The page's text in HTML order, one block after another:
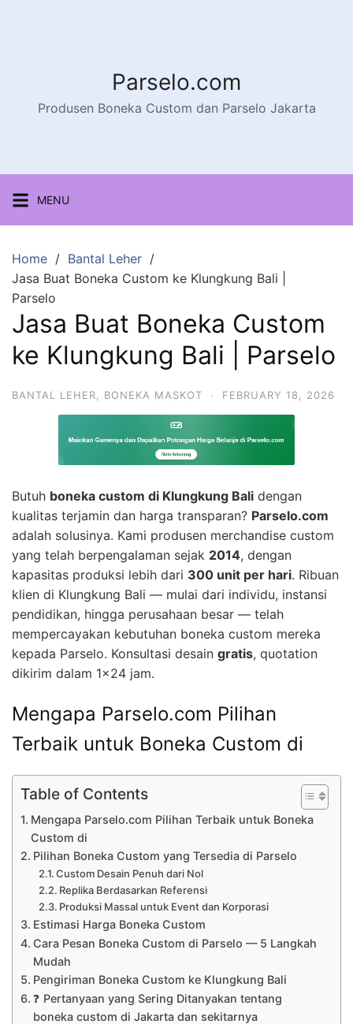
Parselo.com
Produsen Boneka Custom dan Parselo Jakarta
MENU
Home
Bantal Leher
Jasa Buat Boneka Custom ke Klungkung Bali |
Parselo
Jasa Buat Boneka Custom
ke Klungkung Bali | Parselo
BANTAL LEHER BONEKA MASKOT · FEBRUARY 18, 2026
Butuh boneka custom di Klungkung Bali dengan
kualitas terjamin dan harga transparan? Parselo.com
adalah solusinya. Kami produsen merchandise custom
yang telah berpengalaman sejak 2014, dengan
kapasitas produksi lebih dari 300 unit per hari. Ribuan
klien di Klungkung Bali — mulai dari individu, instansi
pendidikan, hingga perusahaan besar — telah
mempercayakan kebutuhan boneka custom mereka
kepada Parselo. Konsultasi desain gratis, quotation
dikirim dalam 1×24 jam.
Mengapa Parselo.com Pilihan
Terbaik untuk Boneka Custom di
Table of Contents
Mengapa Parselo.com Pilihan Terbaik untuk Boneka
Custom di
Pilihan Boneka Custom yang Tersedia di Parselo
Custom Desain Penuh dari Nol
Replika Berdasarkan Referensi
Produksi Massal untuk Event dan Korporasi
Estimasi Harga Boneka Custom
Cara Pesan Boneka Custom di Parselo — 5 Langkah
Mudah
Pengiriman Boneka Custom ke Klungkung Bali
❓ Pertanyaan yang Sering Ditanyakan tentang
boneka custom di Jakarta dan sekitarnya